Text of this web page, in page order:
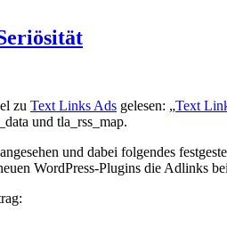
zu Text Links Ads gelesen: „Text
und tla_rss_map.
und dabei folgendes
WordPress-Plugins die Adlinks